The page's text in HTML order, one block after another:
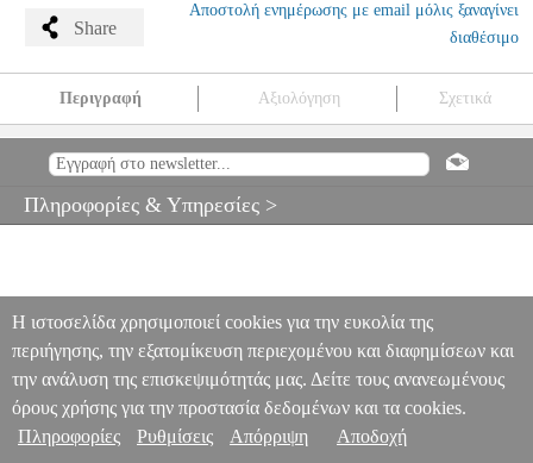
Share
Αποστολή ενημέρωσης με email μόλις ξαναγίνει
διαθέσιμο
Περιγραφή Αξιολόγηση Σχετικά
GALAXY S23 TEL.205650
FORCELL
SAMSUNG GALAXY S23
Πληροφορίες & Υπηρεσίες >
Η ιστοσελίδα χρησιμοποιεί cookies για την ευκολία της
περιήγησης, την εξατομίκευση περιεχομένου και διαφημίσεων και
την ανάλυση της επισκεψιμότητάς μας. Δείτε τους ανανεωμένους
όρους χρήσης για την προστασία δεδομένων και τα cookies.
Πληροφορίες
Ρυθμίσεις Απόρριψη Αποδοχή